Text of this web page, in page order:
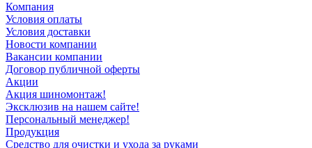
Компания
Условия оплаты
Условия доставки
Новости компании
Вакансии компании
Договор публичной оферты
Акции
Акция шиномонтаж!
Эксклюзив на нашем сайте!
Персональный менеджер!
Продукция
Средство для очистки и ухода за руками